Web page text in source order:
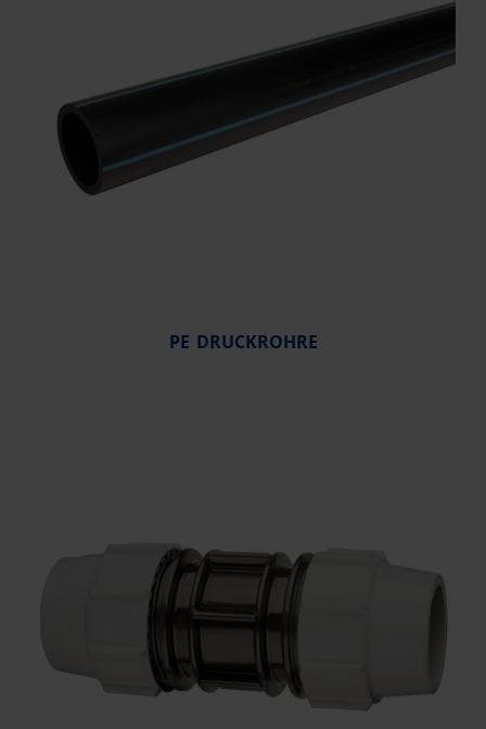
PE DRUCKROHRE